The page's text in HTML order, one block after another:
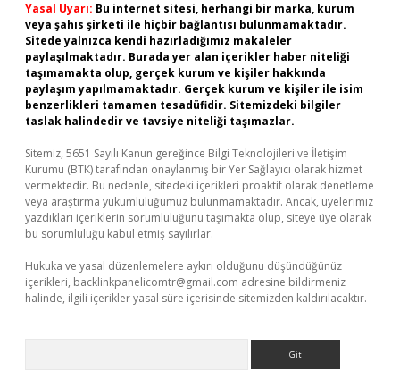
Yasal Uyarı: Bu internet sitesi, herhangi bir marka, kurum
veya şahıs şirketi ile hiçbir bağlantısı bulunmamaktadır.
Sitede yalnızca kendi hazırladığımız makaleler
paylaşılmaktadır. Burada yer alan içerikler haber niteliği
taşımamakta olup, gerçek kurum ve kişiler hakkında
paylaşım yapılmamaktadır. Gerçek kurum ve kişiler ile isim
benzerlikleri tamamen tesadüfidir. Sitemizdeki bilgiler
taslak halindedir ve tavsiye niteliği taşımazlar.
Sitemiz, 5651 Sayılı Kanun gereğince Bilgi Teknolojileri ve İletişim
Kurumu (BTK) tarafından onaylanmış bir Yer Sağlayıcı olarak hizmet
vermektedir. Bu nedenle, sitedeki içerikleri proaktif olarak denetleme
veya araştırma yükümlülüğümüz bulunmamaktadır. Ancak, üyelerimiz
yazdıkları içeriklerin sorumluluğunu taşımakta olup, siteye üye olarak
bu sorumluluğu kabul etmiş sayılırlar.
Hukuka ve yasal düzenlemelere aykırı olduğunu düşündüğünüz
içerikleri, backlinkpanelicomtr@gmail.com adresine bildirmeniz
halinde, ilgili içerikler yasal süre içerisinde sitemizden kaldırılacaktır.